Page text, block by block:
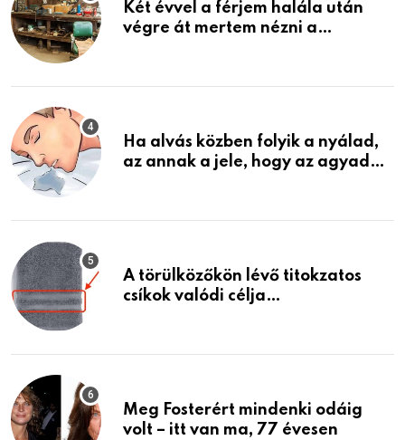
Két évvel a férjem halála után
végre át mertem nézni a
életemet
Ha alvás közben folyik a nyálad,
az annak a jele, hogy az agyad…
A törülközőkön lévő titokzatos
csíkok valódi célja…
Meg Fosterért mindenki odáig
volt – itt van ma, 77 évesen